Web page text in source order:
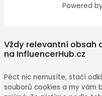
Powered
Vždy relevantní obsah
na InfluencerHub.cz
Péct nic nemusíte, stačí
souborů cookies a my vám